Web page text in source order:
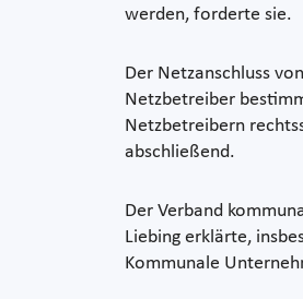
werden, forderte sie.
Der Netzanschluss
Netzbetreiber
Netzbetreibern
abschließend.
Der Verband
Liebing erklärte,
Kommunale